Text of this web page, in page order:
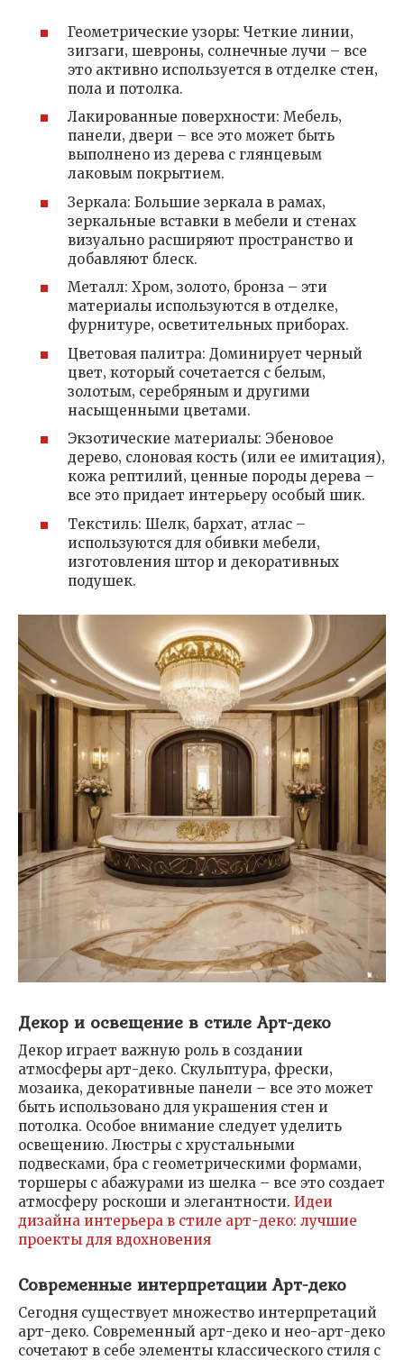
Геометрические узоры: Четкие линии‚
зигзаги‚ шевроны‚ солнечные лучи – все
это активно используется в отделке стен‚
пола и потолка.
Лакированные поверхности: Мебель‚
панели‚ двери – все это может быть
выполнено из дерева с глянцевым
лаковым покрытием.
Зеркала: Большие зеркала в рамах‚
зеркальные вставки в мебели и стенах
визуально расширяют пространство и
добавляют блеск.
Металл: Хром‚ золото‚ бронза – эти
материалы используются в отделке‚
фурнитуре‚ осветительных приборах.
Цветовая палитра: Доминирует черный
цвет‚ который сочетается с белым‚
золотым‚ серебряным и другими
насыщенными цветами.
Экзотические материалы: Эбеновое
дерево‚ слоновая кость (или ее имитация)‚
кожа рептилий‚ ценные породы дерева –
все это придает интерьеру особый шик.
Текстиль: Шелк‚ бархат‚ атлас –
используются для обивки мебели‚
изготовления штор и декоративных
подушек.
Декор и освещение в стиле Арт-деко
Декор играет важную роль в создании
атмосферы арт-деко. Скульптура‚ фрески‚
мозаика‚ декоративные панели – все это может
быть использовано для украшения стен и
потолка. Особое внимание следует уделить
освещению. Люстры с хрустальными
подвесками‚ бра с геометрическими формами‚
торшеры с абажурами из шелка – все это создает
атмосферу роскоши и элегантности. Идеи
дизайна интерьера в стиле арт-деко: лучшие
проекты для вдохновения
Современные интерпретации Арт-деко
Сегодня существует множество интерпретаций
арт-деко. Современный арт-деко и нео-арт-деко
сочетают в себе элементы классического стиля с